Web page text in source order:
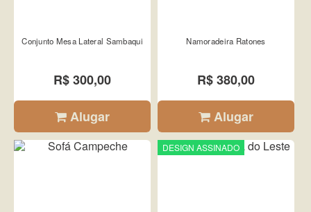
Conjunto Mesa Lateral Sambaqui
R$ 300,00
Alugar
Namoradeira Ratones
R$ 380,00
Alugar
DESIGN ASSINADO